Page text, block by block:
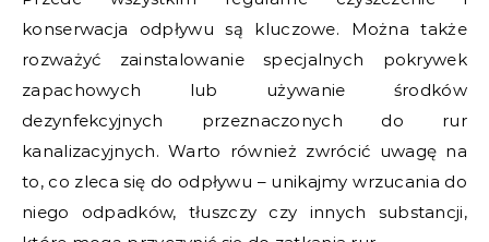
konserwacja odpływu są kluczowe. Można także
rozważyć zainstalowanie specjalnych pokrywek
zapachowych lub używanie środków
dezynfekcyjnych przeznaczonych do rur
kanalizacyjnych. Warto również zwrócić uwagę na
to, co zleca się do odpływu – unikajmy wrzucania do
niego odpadków, tłuszczy czy innych substancji,